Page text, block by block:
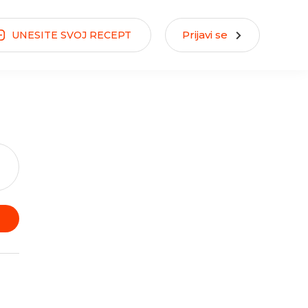
UNESITE SVOJ RECEPT Prijavi se